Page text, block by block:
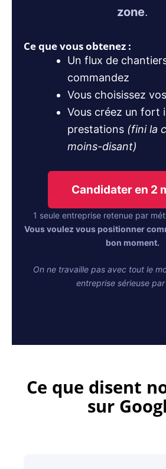
zone.
Ce que vous obtenez :
Un flux de
commandez
Vous choisissez
Vous créez un fort
prestations (fini la
moins-disant)
Candidater en 2
1 seule entreprise retenue par
Vous voulez vous positionner
bon moment.
On ne travaille pas avec tout le
entreprise sérieuse par
Ce que disent
sur